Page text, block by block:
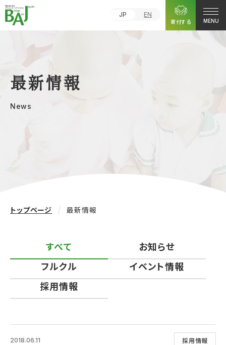
JP
EN
寄付する
MENU
最新情報
News
トップページ 最新情報
すべて
お知らせ
フルクル
イベント情報
採用情報
採用情報
2018.06.11